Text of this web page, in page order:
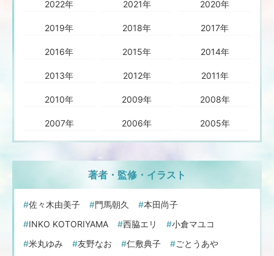
2022年 2021年 2020年
2019年 2018年 2017年
2016年 2015年 2014年
2013年 2012年 2011年
2010年 2009年 2008年
2007年 2006年 2005年
著者・監修・イラスト
佐々木由美子 門馬朝久
本田尚子
INKO KOTORIYAMA
西脇エリ
小倉マユコ
米丸ゆみ
友野なお 仁敷典子
ごとうあや